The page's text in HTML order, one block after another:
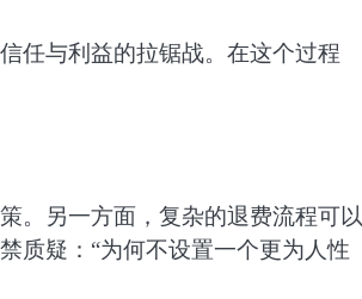
任与利益的拉锯战。在这个过程
。另一方面，复杂的退费流程可以
质疑：“为何不设置一个更为人性